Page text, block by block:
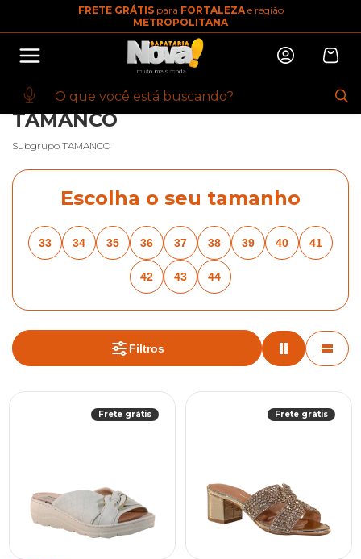
10% OFF na primeira compra
Baixe o app. Cupom BEMVINDO10
(100+)
Abrir
FRETE GRÁTISpara FORTALEZAe região
METROPOLITANA
BREADCRUMBS.CALCADOS-FEMININOS
TAMANCO
Subgrupo TAMANCO
Escolha o seu tamanho
33 34 35 36 37 38 39 40 41
42 43 44
Filtros
Frete grátis Frete grátis